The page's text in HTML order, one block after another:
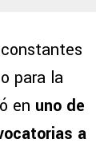
para la
en uno de
a